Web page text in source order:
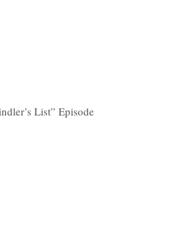
List” Episode